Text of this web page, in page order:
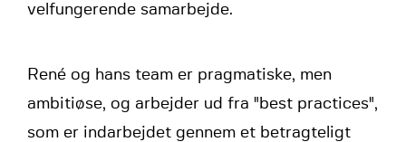
velfungerende samarbejde.
René og hans team er pragmatiske, men
ambitiøse, og arbejder ud fra "best practices",
som er indarbejdet gennem et betragteligt